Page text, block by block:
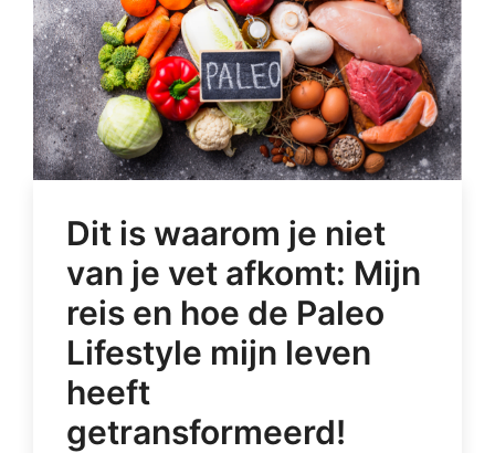
Dit is waarom je niet
van je vet afkomt: Mijn
reis en hoe de Paleo
Lifestyle mijn leven
heeft
getransformeerd!